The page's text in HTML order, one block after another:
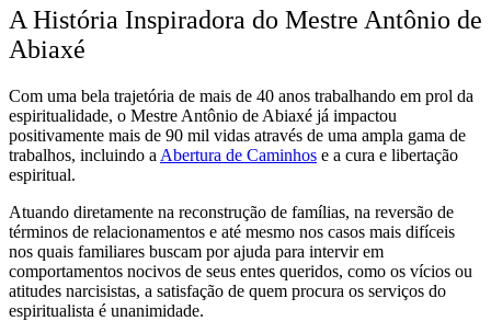
A História Inspiradora do Mestre Antônio de
Abiaxé
Com uma bela trajetória de mais de 40 anos trabalhando em prol da
espiritualidade, o Mestre Antônio de Abiaxé já impactou
positivamente mais de 90 mil vidas através de uma ampla gama de
trabalhos, incluindo a Abertura de Caminhos e a cura e libertação
espiritual.
Atuando diretamente na reconstrução de famílias, na reversão de
términos de relacionamentos e até mesmo nos casos mais difíceis
nos quais familiares buscam por ajuda para intervir em
comportamentos nocivos de seus entes queridos, como os vícios ou
atitudes narcisistas, a satisfação de quem procura os serviços do
espiritualista é unanimidade.